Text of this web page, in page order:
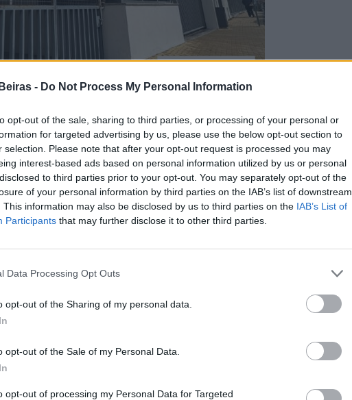
- Do Not Process My Personal Information
opt-out of the sale, sharing to third parties, or processing of your personal or
for targeted advertising by us, please use the below opt-out section to
selection. Please note that after your opt-out request is processed you may
interest-based ads based on personal information utilized by us or personal
to third parties prior to your opt-out. You may separately opt-out of the
of your personal information by third parties on the IAB’s list of downstream
This information may also be disclosed by us to third parties on the IAB’s List of
Participants that may further disclose it to other third parties.
Data Processing Opt Outs
opt-out of the Sharing of my personal data.
opt-out of the Sale of my Personal Data.
opt-out of processing my Personal Data for Targeted
no Centro de Emprego da Guarda vai custar um
Plano de Recuperação e Resiliência. Como é
em Diário da República, o prazo para a
dia 11 de Junho. Depois de adjudicada a obra,